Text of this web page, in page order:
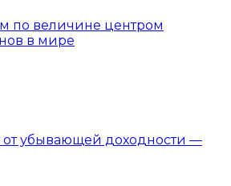
по величине центром
в мире
от убывающей доходности —